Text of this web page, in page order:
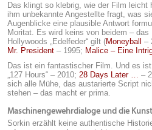
Das klingt so klebrig, wie der Film leicht
ihm unbekannte Angestellte fragt, was
Augenblicke eine plausible Antwort
Moritat. Es wird keins von beidem –
Hollywoods „Edelfeder“ gilt (Moneyball –
Mr. President – 1995; Malice – Eine
Das ist ein fantastischer Film. Und es
„127 Hours“ – 2010; 28 Days Later … –
sich alle Mühe, das austarierte Script
stehen – das macht er prima.
Maschinengewehrdialoge und die
Sorkin erzählt keine authentische